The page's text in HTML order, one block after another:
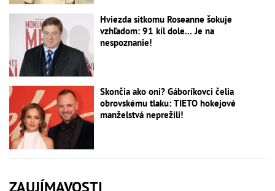
Hviezda sitkomu Roseanne šokuje
vzhľadom: 91 kíl dole... Je na
nespoznanie!
Skončia ako oni? Gáboríkovci čelia
obrovskému tlaku: TIETO hokejové
manželstvá neprežili!
ZAUJÍMAVOSTI